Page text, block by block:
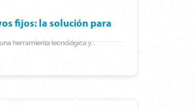
fijos: la solución para
herramienta tecnológica y...